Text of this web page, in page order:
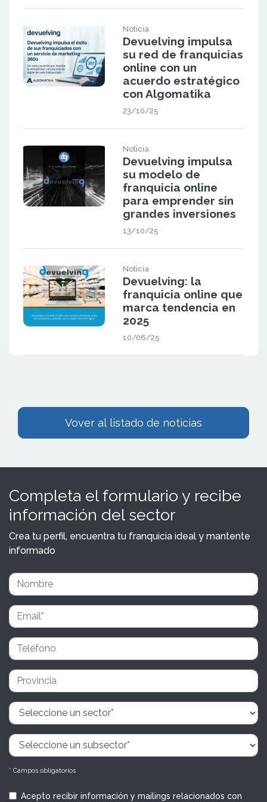
Noticia
Devuelving impulsa
su red de franquicias
online con un
acuerdo estratégico
con Algomatika
23/10/25
Noticia
Devuelving impulsa
su modelo de
franquicia online
para emprender sin
grandes inversiones
13/10/25
Noticia
Devuelving: la
franquicia online que
marca tendencia en
2025
10/06/25
Vover al listado de noticias
Completa el formulario y recibe
información del sector
Crea tu perfil, encuentra tu franquicia ideal y mantente
informado
* Campos obligatorios
Acepto recibir información y mailings relacionados con